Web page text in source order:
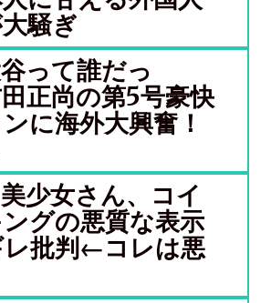
騒ぎ
って誰だっ
正尚の第5号豪快
に海外大興奮！
美少女さん、コイ
グの悪質な表示
レ批判←コレは悪